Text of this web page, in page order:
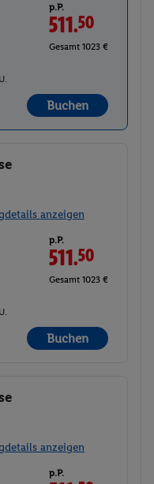
p.P.
511.50
Gesamt 1023 €
Buchen
anzeigen
p.P.
511.50
Gesamt 1023 €
Buchen
anzeigen
p.P.